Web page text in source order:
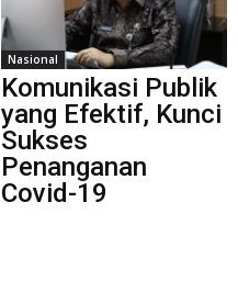
Nasional
Komunikasi Publik
yang Efektif, Kunci
Sukses
Penanganan
Covid-19